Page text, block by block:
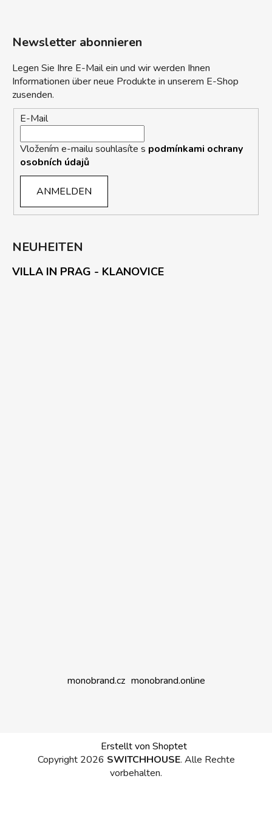
Newsletter abonnieren
Legen Sie Ihre E-Mail ein und wir werden Ihnen
Informationen über neue Produkte in unserem E-Shop
zusenden.
E-Mail
Vložením e-mailu souhlasíte s podmínkami ochrany
osobních údajů
ANMELDEN
NEUHEITEN
VILLA IN PRAG - KLANOVICE
monobrand.cz monobrand.online
Erstellt von Shoptet
Copyright 2026 SWITCHHOUSE. Alle Rechte
vorbehalten.